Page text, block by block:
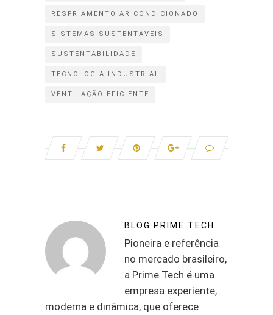
RESFRIAMENTO AR CONDICIONADO
SISTEMAS SUSTENTÁVEIS
SUSTENTABILIDADE
TECNOLOGIA INDUSTRIAL
VENTILAÇÃO EFICIENTE
BLOG PRIME TECH
Pioneira e referência
no mercado brasileiro,
a Prime Tech é uma
empresa experiente,
moderna e dinâmica, que oferece